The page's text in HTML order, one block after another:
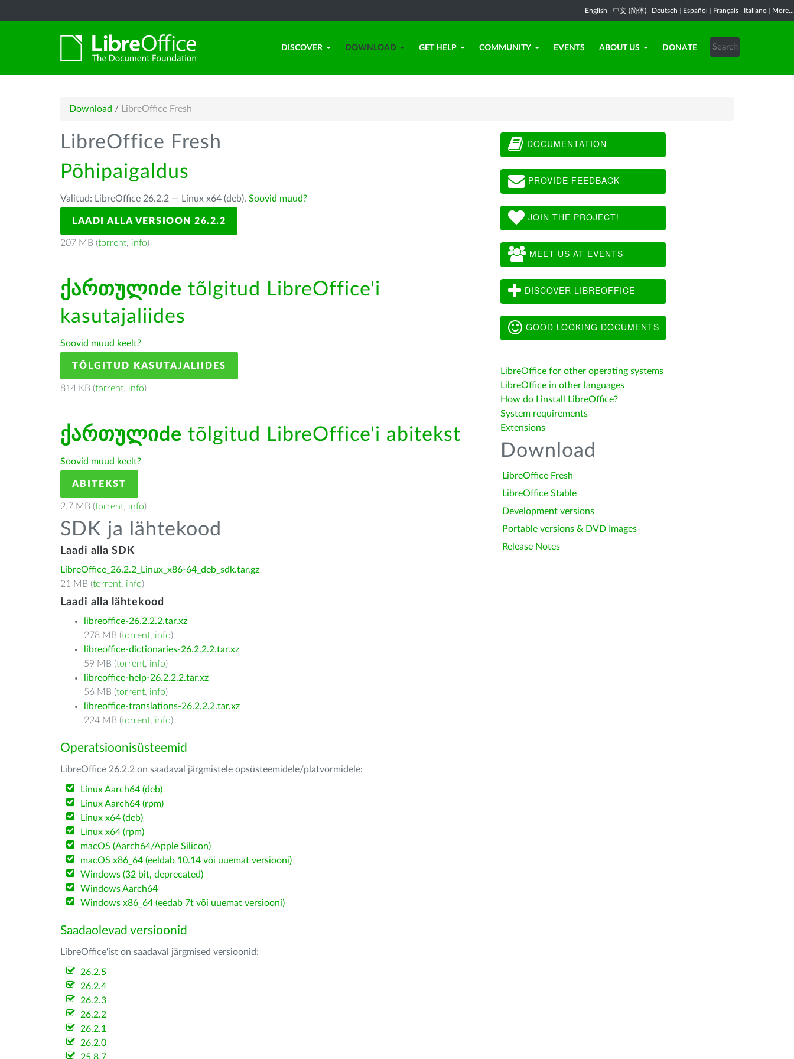
English 中文 (简体) Deutsch Español Français Italiano More...
DISCOVER DOWNLOAD GET HELP COMMUNITY EVENTS ABOUT US DONATE
Download / LibreOffice Fresh
LibreOffice Fresh
Põhipaigaldus
Valitud: LibreOffice 26.2.2 — Linux x64 (deb). Soovid muud?
LAADI ALLA VERSIOON 26.2.2
207 MB (torrent, info)
ქართულიde tõlgitud LibreOffice'i
kasutajaliides
Soovid muud keelt?
TÕLGITUD KASUTAJALIIDES
814 KB (torrent, info)
ქართულიde tõlgitud LibreOffice'i abitekst
Soovid muud keelt?
ABITEKST
2.7 MB (torrent, info)
SDK ja lähtekood
Laadi alla SDK
LibreOffice_26.2.2_Linux_x86-64_deb_sdk.tar.gz
21 MB (torrent, info)
Laadi alla lähtekood
libreoffice-26.2.2.2.tar.xz
278 MB (torrent, info)
libreoffice-dictionaries-26.2.2.2.tar.xz
59 MB (torrent, info)
libreoffice-help-26.2.2.2.tar.xz
56 MB (torrent, info)
libreoffice-translations-26.2.2.2.tar.xz
224 MB (torrent, info)
Operatsioonisüsteemid
LibreOffice 26.2.2 on saadaval järgmistele opsüsteemidele/platvormidele:
Linux Aarch64 (deb)
Linux Aarch64 (rpm)
Linux x64 (deb)
Linux x64 (rpm)
macOS (Aarch64/Apple Silicon)
macOS x86_64 (eeldab 10.14 või uuemat versiooni)
Windows (32 bit, deprecated)
Windows Aarch64
Windows x86_64 (eedab 7t või uuemat versiooni)
Saadaolevad versioonid
LibreOffice'ist on saadaval järgmised versioonid:
26.2.5
26.2.4
26.2.3
26.2.2
26.2.1
26.2.0
DOCUMENTATION
PROVIDE FEEDBACK
JOIN THE PROJECT!
MEET US AT EVENTS
DISCOVER LIBREOFFICE
GOOD LOOKING DOCUMENTS
LibreOffice for other operating systems
LibreOffice in other languages
How do I install LibreOffice?
System requirements
Extensions
Download
LibreOffice Fresh
LibreOffice Stable
Development versions
Portable versions & DVD Images
Release Notes